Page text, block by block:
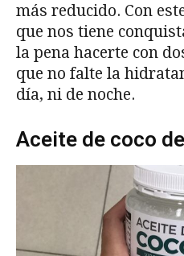
más reducido. Con
que nos tiene
la pena hacerte con
que no falte la
día, ni de noche.
Aceite de coco